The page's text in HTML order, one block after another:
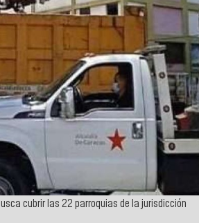
cubrir las 22 parroquias de la jurisdicción